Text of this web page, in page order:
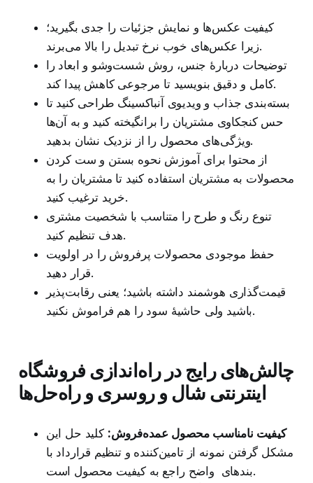
کیفیت عکس‌ها و نمایش جزئیات را جدی بگیرید؛
زیرا عکس‌های خوب نرخ تبدیل را بالا می‌برند.
توضیحات دربارهٔ جنس، روش شست‌وشو و ابعاد را
کامل و دقیق بنویسید تا مرجوعی کاهش پیدا کند.
بسته‌بندی جذاب و ویدیوی آنباکسینگ طراحی کنید تا
حس کنجکاوی مشتریان را برانگیخته کنید و به آن‌ها
ویژگی‌های محصول را از نزدیک نشان بدهید.
از محتوا برای آموزش نحوه بستن و ست کردن
محصولات به مشتریان استفاده کنید تا مشتریان را به
خرید ترغیب کنید.
تنوع رنگ و طرح را متناسب با شخصیت مشتری
هدف تنظیم کنید.
حفظ موجودی محصولات پرفروش‌ را در اولویت
قرار دهید.
قیمت‌گذاری هوشمند داشته باشید؛ یعنی رقابت‌پذیر
باشید ولی حاشیهٔ سود را هم فراموش نکنید.
چالش‌های رایج در راه‌اندازی فروشگاه
اینترنتی شال و روسری و راه‌حل‌ها
کیفیت نامناسب محصول عمده‌فروش: کلید حل این
مشکل گرفتن نمونه از تامین‌کننده و تنظیم قرارداد با
بندهای واضح راجع به کیفیت محصول است.